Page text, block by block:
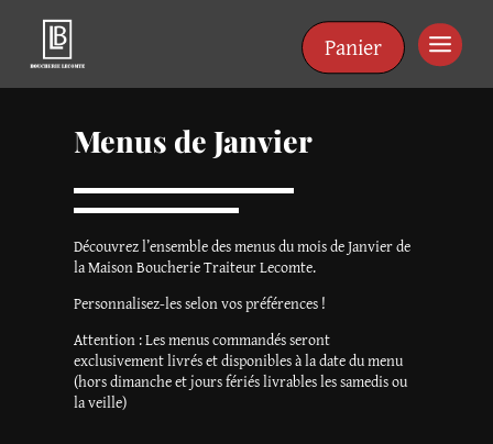
Panneau de gestion des cookies
Panier
Menus de Janvier
Découvrez l’ensemble des menus du mois de Janvier de
la Maison Boucherie Traiteur Lecomte.
Personnalisez-les selon vos préférences !
Attention : Les menus commandés seront
exclusivement livrés et disponibles à la date du menu
(hors dimanche et jours fériés livrables les samedis ou
la veille)